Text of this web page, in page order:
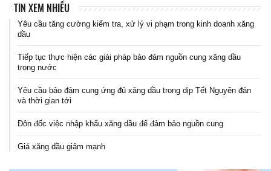
TIN XEM NHIỀU
Yêu cầu tăng cường kiểm tra, xử lý vi phạm trong kinh doanh xăng
dầu
Tiếp tục thực hiện các giải pháp bảo đảm nguồn cung xăng dầu
trong nước
Yêu cầu bảo đảm cung ứng đủ xăng dầu trong dịp Tết Nguyên đán
và thời gian tới
Đôn đốc việc nhập khẩu xăng dầu để đảm bảo nguồn cung
Giá xăng dầu giảm mạnh